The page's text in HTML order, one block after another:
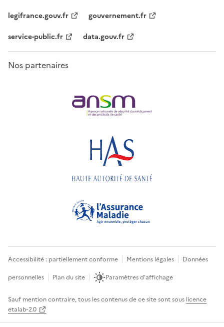
legifrance.gouv.fr
gouvernement.fr
service-public.fr
data.gouv.fr
Nos partenaires
Accessibilité : partiellement conforme Mentions légales
Données
personnelles
Plan du site Paramètres d'affichage
Sauf mention contraire, tous les contenus de ce site sont sous licence
etalab-2.0